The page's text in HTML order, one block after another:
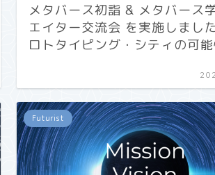
メタバース初詣 & メタバース
エイター交流会 を実施しまし
ロトタイピング・シティの可能
Futurist